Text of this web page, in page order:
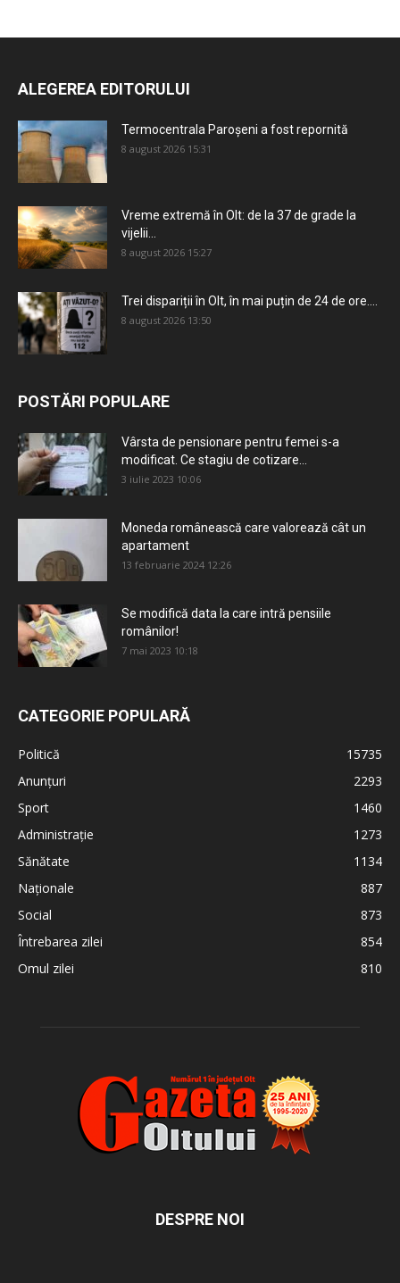
ALEGEREA EDITORULUI
Termocentrala Paroșeni a fost repornită
8 august 2026 15:31
Vreme extremă în Olt: de la 37 de grade la
vijelii...
8 august 2026 15:27
Trei dispariții în Olt, în mai puțin de 24 de ore....
8 august 2026 13:50
POSTĂRI POPULARE
Vârsta de pensionare pentru femei s-a
modificat. Ce stagiu de cotizare...
3 iulie 2023 10:06
Moneda românească care valorează cât un
apartament
13 februarie 2024 12:26
Se modifică data la care intră pensiile
românilor!
7 mai 2023 10:18
CATEGORIE POPULARĂ
Politică
15735
Anunțuri
2293
Sport
1460
Administrație
1273
Sănătate
1134
Naționale
887
Social
873
Întrebarea zilei
854
Omul zilei
810
DESPRE NOI